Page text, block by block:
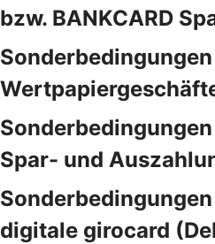
bzw. BANKCARD
Spar- und
digitale girocard